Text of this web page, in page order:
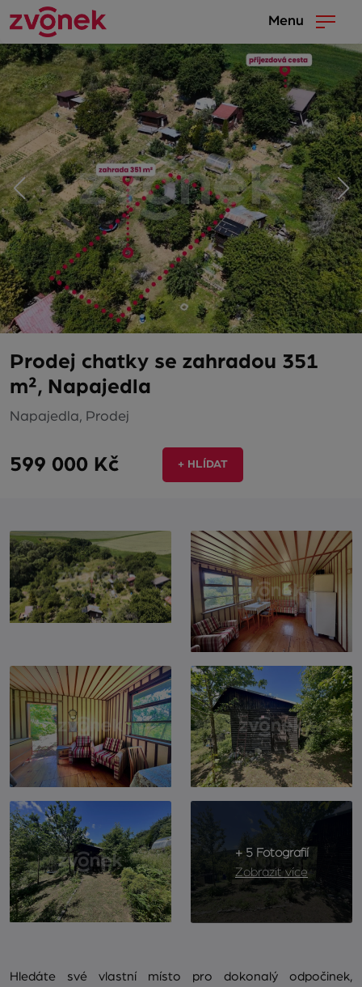
Menu
Prodej chatky se zahradou 351
m², Napajedla
Napajedla, Prodej
599 000 Kč + HLÍDAT
+ 5 Fotografií
Zobrazit více
Hledáte své vlastní místo pro dokonalý odpočinek,